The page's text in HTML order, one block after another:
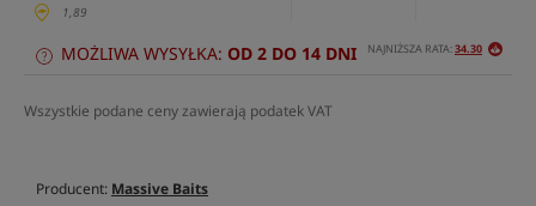
1,89
NAJNIŻSZA RATA:34.30
MOŻLIWA WYSYŁKA: OD 2 DO 14 DNI
Wszystkie podane ceny zawierają podatek VAT
Producent: Massive Baits